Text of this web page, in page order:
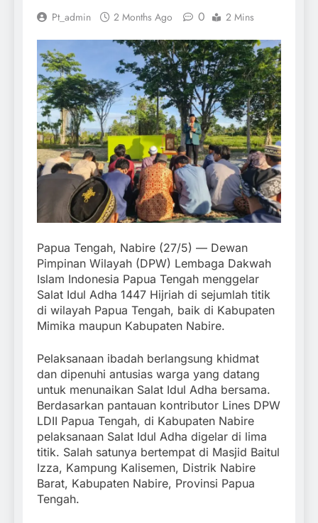
Pt_admin 2 Months Ago 0 2 Mins
Papua Tengah, Nabire (27/5) — Dewan
Pimpinan Wilayah (DPW) Lembaga Dakwah
Islam Indonesia Papua Tengah menggelar
Salat Idul Adha 1447 Hijriah di sejumlah titik
di wilayah Papua Tengah, baik di Kabupaten
Mimika maupun Kabupaten Nabire.
Pelaksanaan ibadah berlangsung khidmat
dan dipenuhi antusias warga yang datang
untuk menunaikan Salat Idul Adha bersama.
Berdasarkan pantauan kontributor Lines DPW
LDII Papua Tengah, di Kabupaten Nabire
pelaksanaan Salat Idul Adha digelar di lima
titik. Salah satunya bertempat di Masjid Baitul
Izza, Kampung Kalisemen, Distrik Nabire
Barat, Kabupaten Nabire, Provinsi Papua
Tengah.